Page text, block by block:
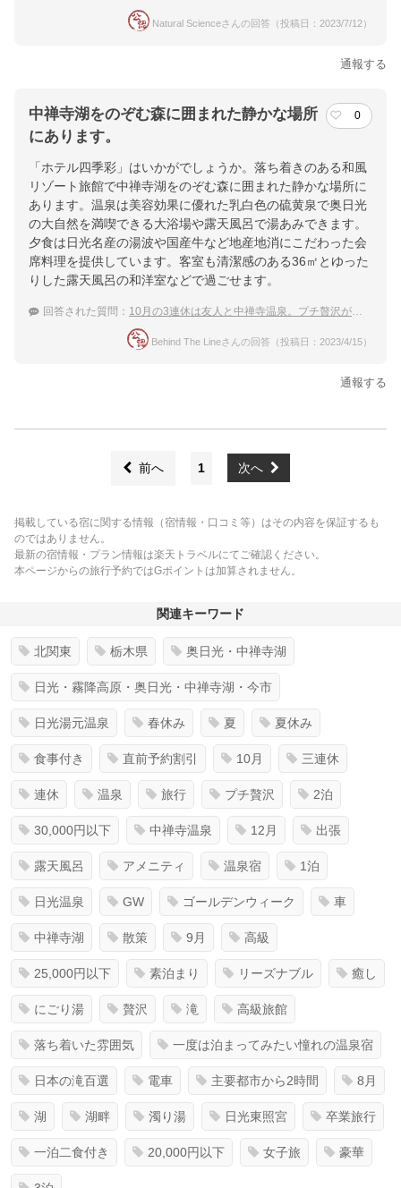
Natural Scienceさんの回答（投稿日：2023/7/12）
通報する
中禅寺湖をのぞむ森に囲まれた静かな場所
にあります。
0
「ホテル四季彩」はいかがでしょうか。落ち着きのある和風
リゾート旅館で中禅寺湖をのぞむ森に囲まれた静かな場所に
あります。温泉は美容効果に優れた乳白色の硫黄泉で奥日光
の大自然を満喫できる大浴場や露天風呂で湯あみできます。
夕食は日光名産の湯波や国産牛など地産地消にこだわった会
席料理を提供しています。客室も清潔感のある36㎡とゆった
りした露天風呂の和洋室などで過ごせます。
回答された質問： 10月の3連休は友人と中禅寺温泉。プチ贅沢ができるおすすめの宿は？
Behind The Lineさんの回答（投稿日：2023/4/15）
通報する
前へ 1 次へ
掲載している宿に関する情報（宿情報・口コミ等）はその内容を保証するも
のではありません。
最新の宿情報・プラン情報は楽天トラベルにてご確認ください。
本ページからの旅行予約ではGポイントは加算されません。
関連キーワード
北関東 栃木県 奥日光・中禅寺湖
日光・霧降高原・奥日光・中禅寺湖・今市
日光湯元温泉 春休み 夏 夏休み
食事付き 直前予約割引 10月 三連休
連休 温泉 旅行 プチ贅沢 2泊
30,000円以下 中禅寺温泉 12月 出張
露天風呂 アメニティ 温泉宿 1泊
日光温泉 GW ゴールデンウィーク 車
中禅寺湖 散策 9月 高級
25,000円以下 素泊まり リーズナブル 癒し
にごり湯 贅沢 滝 高級旅館
落ち着いた雰囲気 一度は泊まってみたい憧れの温泉宿
日本の滝百選 電車 主要都市から2時間 8月
湖 湖畔 濁り湯 日光東照宮 卒業旅行
一泊二食付き 20,000円以下 女子旅 豪華